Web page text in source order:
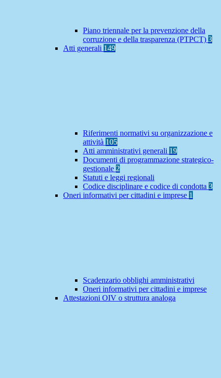
Piano triennale per la prevenzione della
corruzione e della trasparenza (PTPCT) 3
Atti generali 149
Riferimenti normativi su organizzazione e
attività 105
Atti amministrativi generali 19
Documenti di programmazione strategico-
gestionale 2
Statuti e leggi regionali
Codice disciplinare e codice di condotta 3
Oneri informativi per cittadini e imprese 1
Scadenzario obblighi amministrativi
Oneri informativi per cittadini e imprese
Attestazioni OIV o struttura analoga